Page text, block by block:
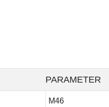
PARAMETER
M46